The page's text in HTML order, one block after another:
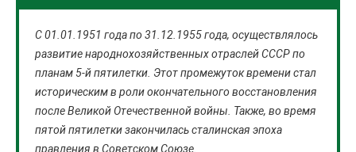
С 01.01.1951 года по 31.12.1955 года, осуществлялось
развитие народнохозяйственных отраслей СССР по
планам 5-й пятилетки. Этот промежуток времени стал
историческим в роли окончательного восстановления
после Великой Отечественной войны. Также, во время
пятой пятилетки закончилась сталинская эпоха
правления в Советском Союзе.